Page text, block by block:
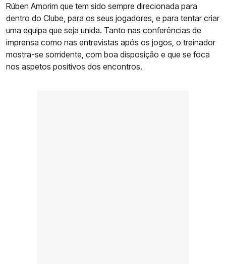
Rúben Amorim que tem sido sempre direcionada para
dentro do Clube, para os seus jogadores, e para tentar criar
uma equipa que seja unida. Tanto nas conferências de
imprensa como nas entrevistas após os jogos, o treinador
mostra-se sorridente, com boa disposição e que se foca
nos aspetos positivos dos encontros.